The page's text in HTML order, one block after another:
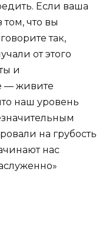
Если ваша
что вы
так,
от этого
и
— живите
наш уровень
на грубость
нас